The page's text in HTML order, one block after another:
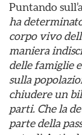
Puntando
ha
corpo vivo
maniera
delle famiglie
sulla
chiudere un
parti. Che la
parte della